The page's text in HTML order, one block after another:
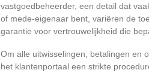
vastgoedbeheerder, een detail dat
of mede-eigenaar bent, variëren de
garantie voor vertrouwelijkheid die
Om alle uitwisselingen, betalingen en
het klantenportaal een strikte